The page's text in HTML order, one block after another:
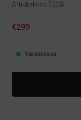
Artikkelinro:7228
Product information
€299
Varastossa